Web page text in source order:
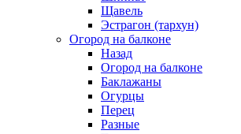
Щавель
Эстрагон (тархун)
Огород на балконе
Назад
Огород на балконе
Баклажаны
Огурцы
Перец
Разные